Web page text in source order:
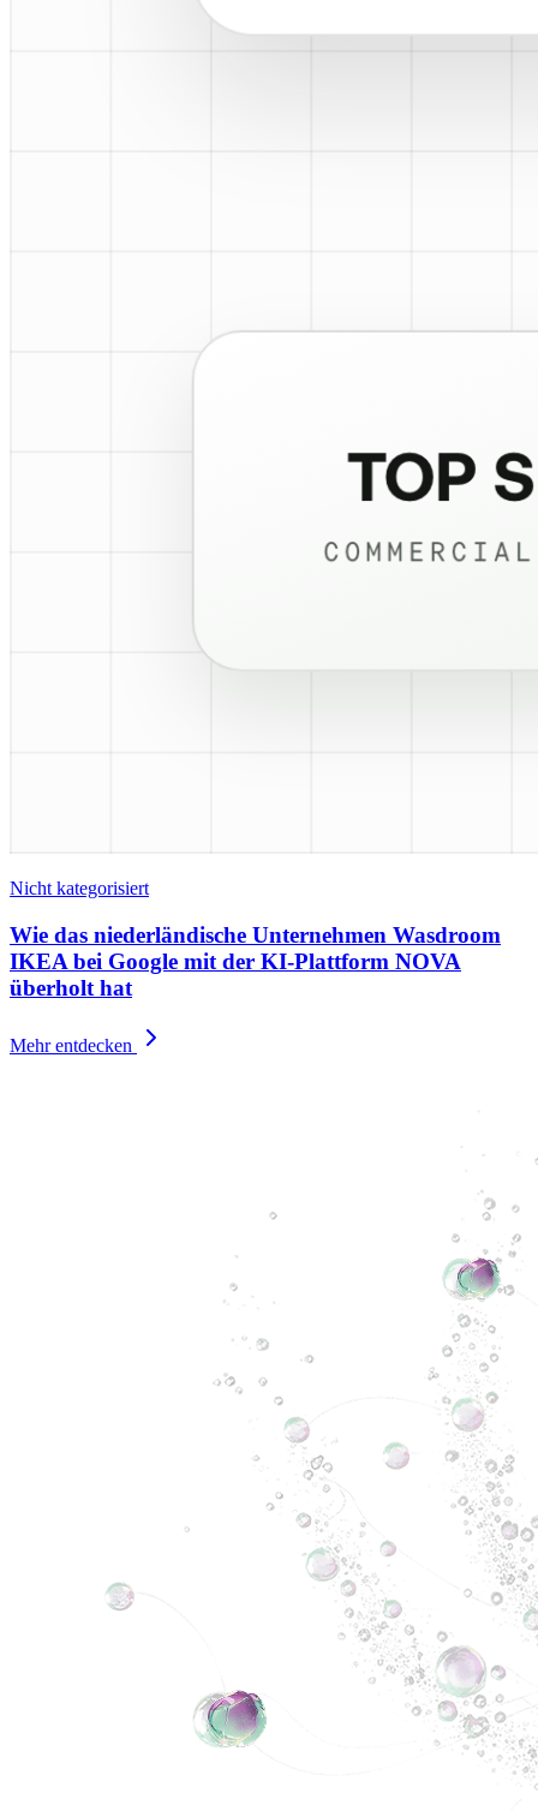
Nicht kategorisiert
Wie das niederländische Unternehmen Wasdroom
IKEA bei Google mit der KI-Plattform NOVA
überholt hat
Mehr entdecken